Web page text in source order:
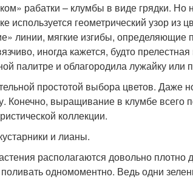
рабатки – клумбы в виде грядки. Но
используется геометрический узор из
линии, мягкие изгибы, определяющие
иногда кажется, будто
палитре и облагородила лужайку или
простотой выбора цветов. Даже
Конечно, выращивание в клумбе всего
коллекции.
и лианы.
располагаются довольно плотно
одномоментно. Ведь одни